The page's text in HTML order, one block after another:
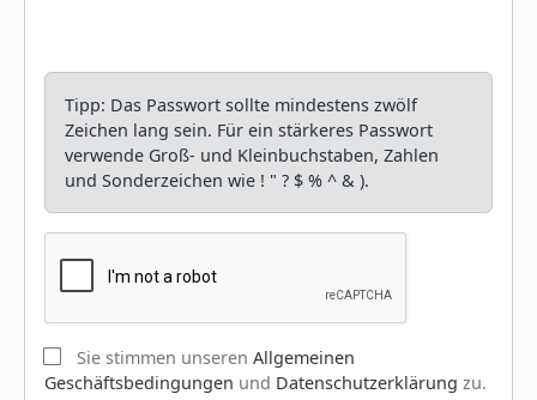
Tipp: Das Passwort sollte mindestens zwölf
Zeichen lang sein. Für ein stärkeres Passwort
verwende Groß- und Kleinbuchstaben, Zahlen
und Sonderzeichen wie ! " ? $ % ^ & ).
Sie stimmen unseren Allgemeinen
Geschäftsbedingungen und Datenschutzerklärung zu.